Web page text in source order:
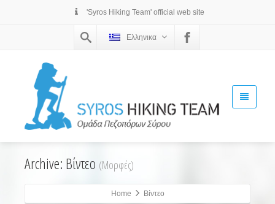
'Syros Hiking Team' official web site
Ελληνικα
Archive: Βίντεο (Μορφές)
Home Βίντεο